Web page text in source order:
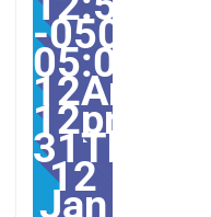
-0500-
05:00-
31Thu,
12
Jan